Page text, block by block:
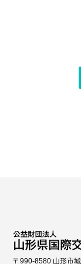
〒990-8580 山形市